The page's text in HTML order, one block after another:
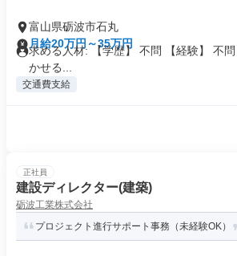
富山県砺波市石丸
月給20万円～35万円
求める人材: 【学歴】 不問 【経験】 不
かせる...
交通費支給
正社員
建設ディレクター(建築)
砺波工業株式会社
プロジェクト進行サポート事務（未経験OK）